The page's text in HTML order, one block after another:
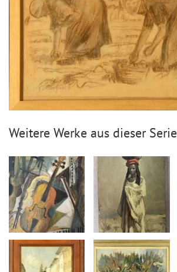
Weitere Werke aus dieser Serie